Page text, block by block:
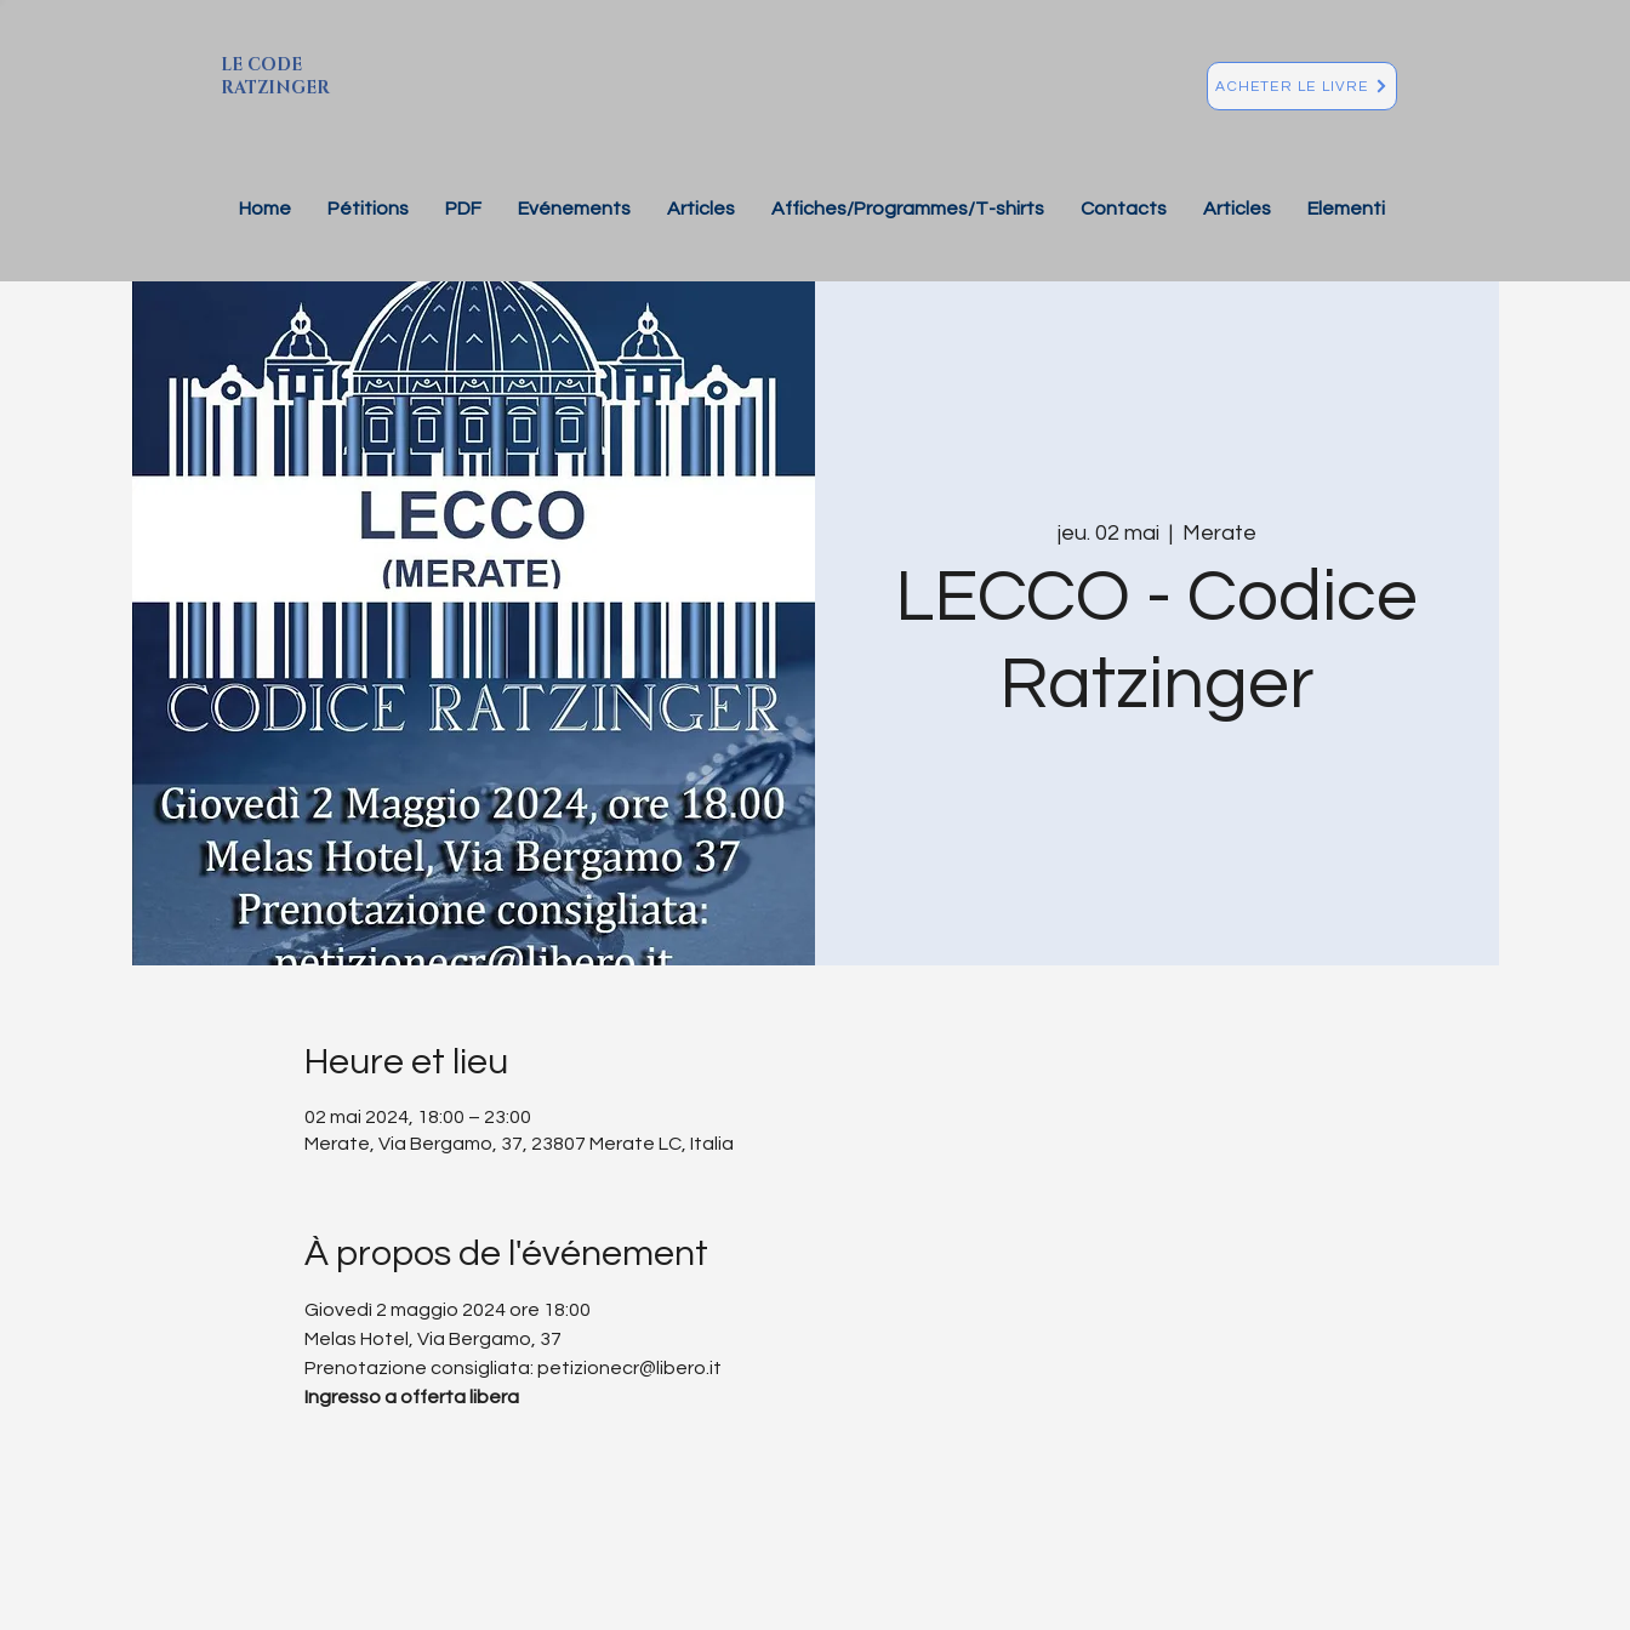
LE CODE
RATZINGER
ACHETER LE LIVRE
Home Pétitions PDF Evénements Articles Affiches/Programmes/T-shirts Contacts Articles Elementi
jeu. 02 mai
  |
Merate
LECCO - Codice
Ratzinger
Heure et lieu
02 mai 2024, 18:00 – 23:00
Merate, Via Bergamo, 37, 23807 Merate LC, Italia
À propos de l'événement
Giovedì 2 maggio 2024 ore 18:00
Melas Hotel, Via Bergamo, 37
Prenotazione consigliata: petizionecr@libero.it
Ingresso a offerta libera